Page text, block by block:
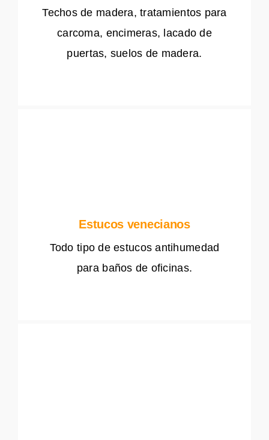
Techos de madera, tratamientos para
carcoma, encimeras, lacado de
puertas, suelos de madera.
Estucos venecianos
Todo tipo de estucos antihumedad
para baños de oficinas.